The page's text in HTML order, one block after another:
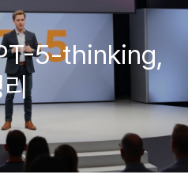
5-thinking,